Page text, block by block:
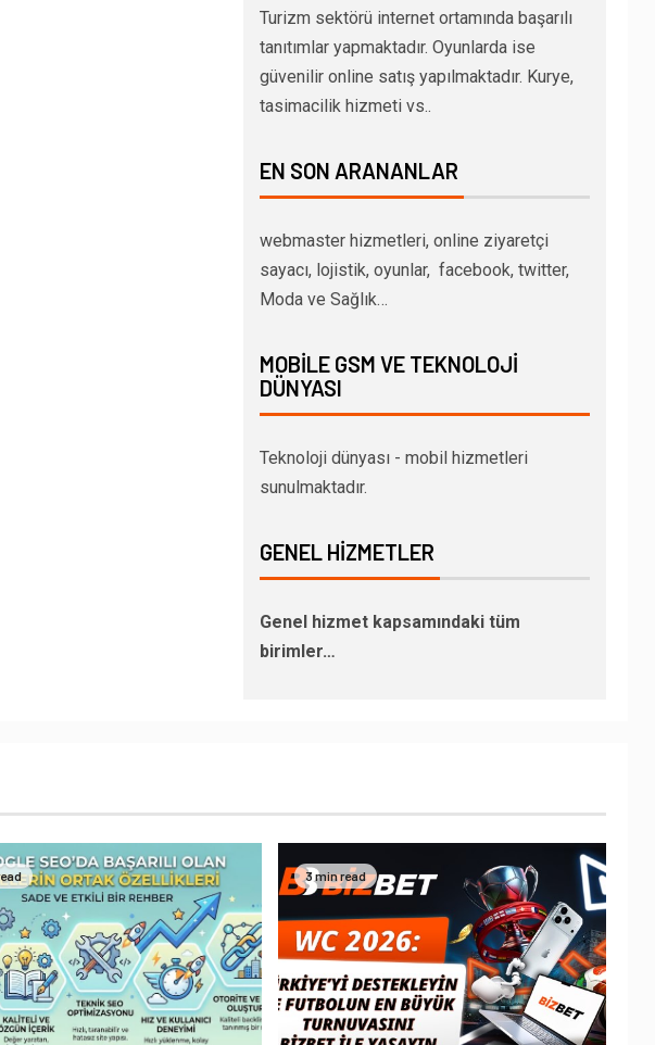
Turizm sektörü internet ortamında başarılı
tanıtımlar yapmaktadır. Oyunlarda ise
güvenilir online satış yapılmaktadır. Kurye,
tasimacilik hizmeti vs..
EN SON ARANANLAR
webmaster hizmetleri, online ziyaretçi
sayacı, lojistik, oyunlar, facebook, twitter,
Moda ve Sağlık…
MOBILE GSM VE TEKNOLOJI
DÜNYASI
Teknoloji dünyası - mobil hizmetleri
sunulmaktadır.
GENEL HIZMETLER
Genel hizmet kapsamındaki tüm
birimler…
3 min read